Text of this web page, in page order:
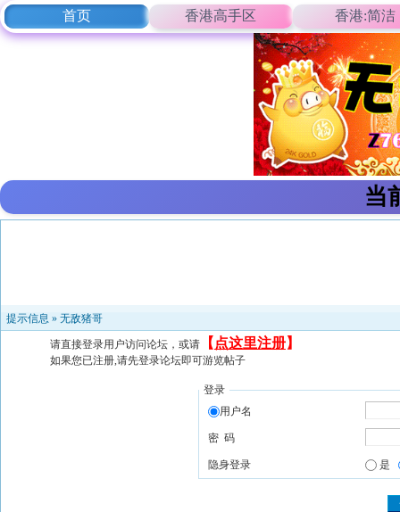
首页 香港高手区 香港:简洁
当
提示信息 » 无敌猪哥
请直接登录用户访问论坛，或请 【 点这里注册】
如果您已注册,请先登录论坛即可游览帖子
登录
用户名
密 码
隐身登录 是